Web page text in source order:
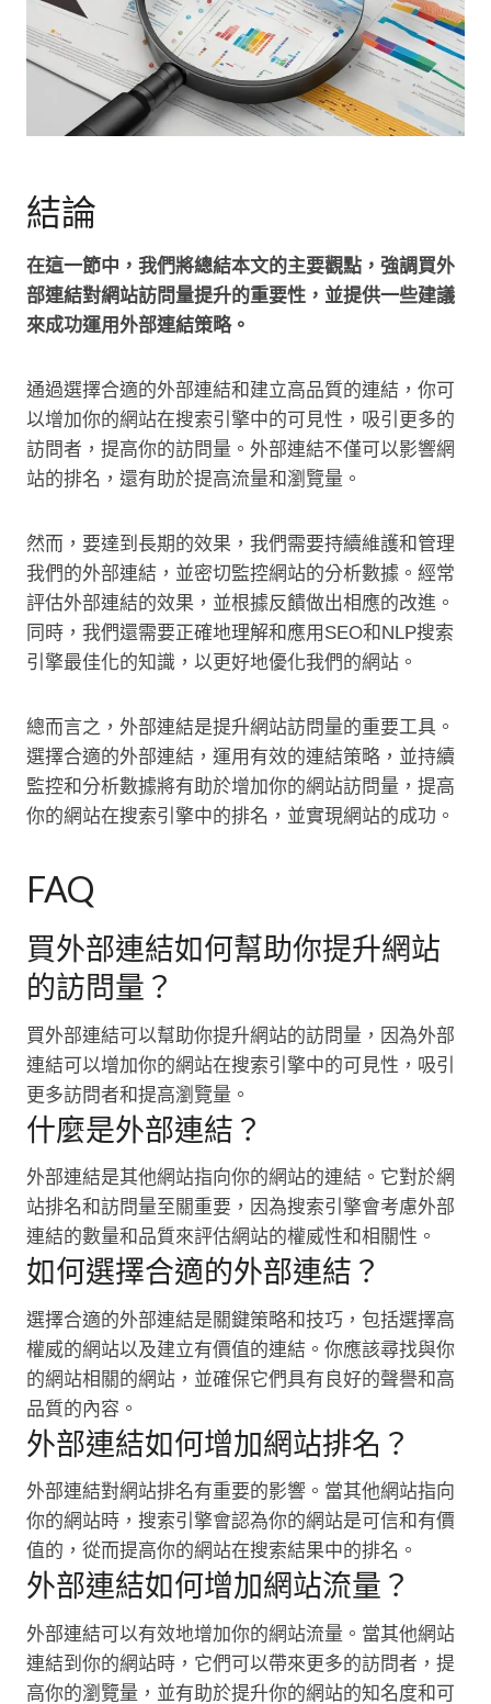
結論
在這一節中，我們將總結本文的主要觀點，強調買外
部連結對網站訪問量提升的重要性，並提供一些建議
來成功運用外部連結策略。
通過選擇合適的外部連結和建立高品質的連結，你可
以增加你的網站在搜索引擎中的可見性，吸引更多的
訪問者，提高你的訪問量。外部連結不僅可以影響網
站的排名，還有助於提高流量和瀏覽量。
然而，要達到長期的效果，我們需要持續維護和管理
我們的外部連結，並密切監控網站的分析數據。經常
評估外部連結的效果，並根據反饋做出相應的改進。
同時，我們還需要正確地理解和應用SEO和NLP搜索
引擎最佳化的知識，以更好地優化我們的網站。
總而言之，外部連結是提升網站訪問量的重要工具。
選擇合適的外部連結，運用有效的連結策略，並持續
監控和分析數據將有助於增加你的網站訪問量，提高
你的網站在搜索引擎中的排名，並實現網站的成功。
FAQ
買外部連結如何幫助你提升網站
的訪問量？
買外部連結可以幫助你提升網站的訪問量，因為外部
連結可以增加你的網站在搜索引擎中的可見性，吸引
更多訪問者和提高瀏覽量。
什麼是外部連結？
外部連結是其他網站指向你的網站的連結。它對於網
站排名和訪問量至關重要，因為搜索引擎會考慮外部
連結的數量和品質來評估網站的權威性和相關性。
如何選擇合適的外部連結？
選擇合適的外部連結是關鍵策略和技巧，包括選擇高
權威的網站以及建立有價值的連結。你應該尋找與你
的網站相關的網站，並確保它們具有良好的聲譽和高
品質的內容。
外部連結如何增加網站排名？
外部連結對網站排名有重要的影響。當其他網站指向
你的網站時，搜索引擎會認為你的網站是可信和有價
值的，從而提高你的網站在搜索結果中的排名。
外部連結如何增加網站流量？
外部連結可以有效地增加你的網站流量。當其他網站
連結到你的網站時，它們可以帶來更多的訪問者，提
高你的瀏覽量，並有助於提升你的網站的知名度和可